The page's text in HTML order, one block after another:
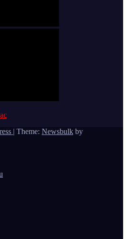
| Theme: Newsbulk by